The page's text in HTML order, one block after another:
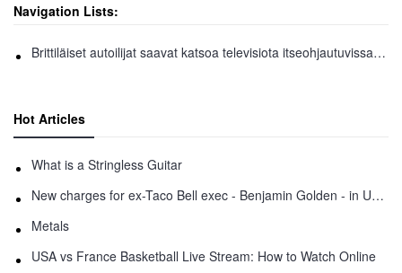
Navigation Lists:
Brittiläiset autoilijat saavat katsoa televisiota itseohjautuvissa ajoneuvoissa
Hot Articles
What is a Stringless Guitar
New charges for ex-Taco Bell exec - Benjamin Golden - in Uber fracas
Metals
USA vs France Basketball Live Stream: How to Watch Online